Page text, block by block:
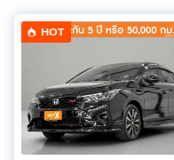
HOT